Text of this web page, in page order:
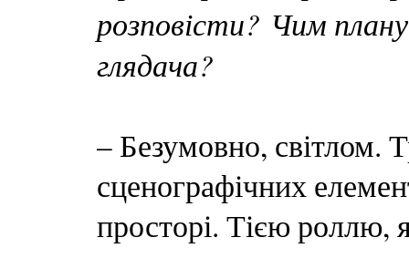
розповісти? Чим
глядача?
– Безумовно, світлом.
сценографічних
просторі. Тією роллю,